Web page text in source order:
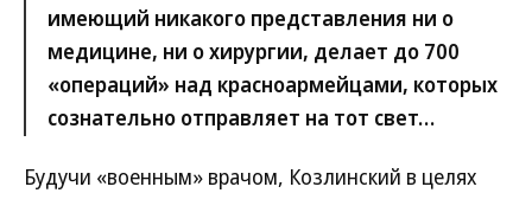
имеющий никакого представления ни о
медицине, ни о хирургии, делает до 700
«операций» над красноармейцами, которых
сознательно отправляет на тот свет…
Будучи «военным» врачом, Козлинский в целях